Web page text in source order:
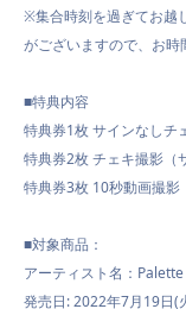
※集合時刻を過ぎてお越
がございますので、お時
■特典内容
特典券1枚 サインなしチ
特典券2枚 チェキ撮影（
特典券3枚 10秒動画撮影
■対象商品：
アーティスト名：
発売日: 2022年7月19日(